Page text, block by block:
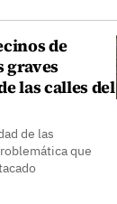
de
las calles del
de las
que